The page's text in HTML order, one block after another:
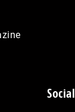
Social